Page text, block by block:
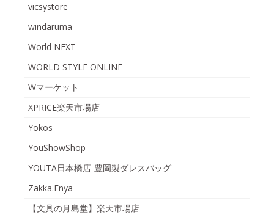
vicsystore
windaruma
World NEXT
WORLD STYLE ONLINE
Wマーケット
XPRICE楽天市場店
Yokos
YouShowShop
YOUTA日本橋店-豊岡製ダレスバッグ
Zakka.Enya
【文具の月島堂】楽天市場店